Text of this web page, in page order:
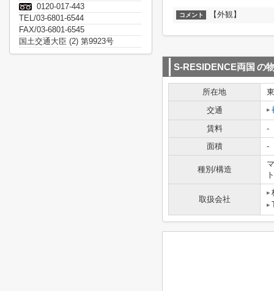
コメント 【外観】
S-RESIDENCE両国 の
所在地
交通
賃料
-
面積
-
種別/構造
ト
取扱会社
0120-017-443
TEL/03-6801-6544
FAX/03-6801-6545
国土交通大臣 (2) 第9923号